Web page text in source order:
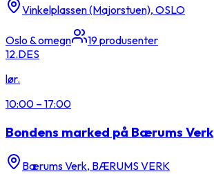
Vinkelplassen (Majorstuen), OSLO
Oslo & omegn 19produsenter
12.DES
lør.
10:00 – 17:00
Bondens marked på Bærums Verk
Bærums Verk, BÆRUMS VERK